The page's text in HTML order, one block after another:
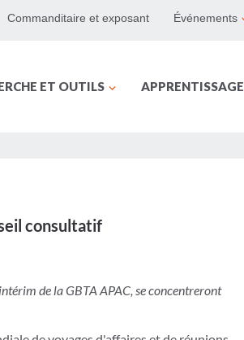
Commanditaire et exposant Événements
ET OUTILS APPRENTISSAGE
consultatif
de la GBTA APAC, se concentreront